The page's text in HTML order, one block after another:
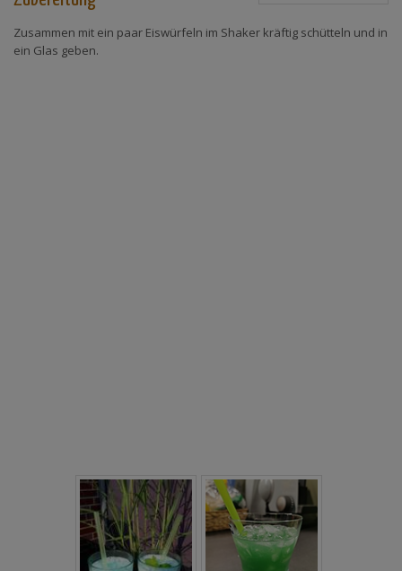
Zusammen mit ein paar Eiswürfeln im Shaker kräftig schütteln und in
ein Glas geben.